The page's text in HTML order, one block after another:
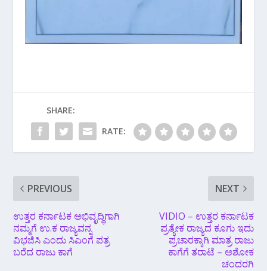
SHARE:
RATE:
PREVIOUS
ಉತ್ತರ ಕರ್ನಾಟಕ ಅಭಿವೃದ್ಧಿಗಾಗಿ
ನಮ್ಮಗೆ ಉ.ಕ ರಾಜ್ಯವನ್ನ
ವಿಭಜಿಸಿ ಎಂದು ಸಿಎಂಗೆ ಪತ್ರ
ಬರೆದ ರಾಜು ಕಾಗೆ
NEXT
VIDIO – ಉತ್ತರ ಕರ್ನಾಟಕ
ಪ್ರತ್ಯೇಕ ರಾಜ್ಯದ ಕೂಗು ಇದು
ಪ್ರಚಾರಕ್ಕಾಗಿ ಮಾತ್ರ ರಾಜು
ಕಾಗೆಗೆ ತರಾಟೆ – ಅಶೋಕ
ಚಂದರಗಿ